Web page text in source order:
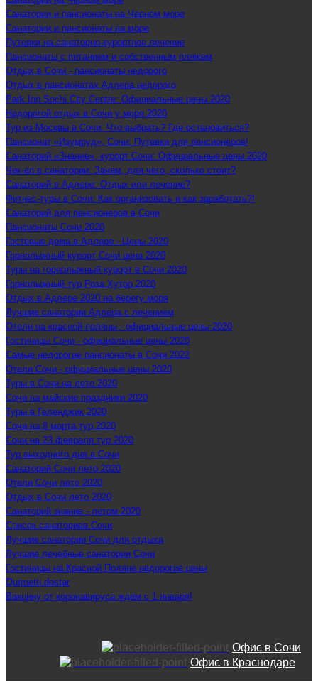
Санатории и пансионаты на Черном море
Санатории и пансионаты на море
Путевки на санаторно-курортное лечение
Пансионаты с питанием и собственным пляжем
Отдых в Сочи - пансионаты недорого
Отдых в пансионатах Адлера недорого
Park Inn Sochi City Centre: Официальные цены 2020
Недорогой отдых в Сочи у моря 2020
Тур из Москвы в Сочи: Что выбрать? Где остановиться?
Пансионат «Изумруд», Сочи: Путевки для пенсионеров!
Санаторий «Знание», курорт Сочи: Официальные цены 2020
Чек-ап в санатории: Зачем, для чего, сколько стоит?
Санаторий в Адлере: Отдых или лечение?
Фитнес-туры в Сочи: Как организовать и как заработать?!
Санаторий для пенсионеров в Сочи
Пансионаты Сочи 2020
Гостевые дома в Адлере - Цены 2020
Горнолыжный курорт Сочи цена 2020
Туры на горнолыжный курорт в Сочи 2020
Горнолыжный тур Роза Хутор 2020
Отдых в Адлере 2020 на берегу моря
Лучшие санатории Адлера с лечением
Отели на красной поляны - официальные цены 2020
Гостиницы Сочи - официальные цены 2020
Самые недорогие пансионаты в Сочи 2022
Отели Сочи - официальные цены 2020
Туры в Сочи на лето 2020
Сочи на майские праздники 2020
Туры в Геленджик 2020
Сочи на 8 марта тур 2020
Сочи на 23 февраля тур 2020
Тур выходного дня в Сочи
Санаторий Сочи лето 2020
Отели Сочи лето 2020
Отдых в Сочи лето 2020
Санаторий знание - летом 2020
Список санаториев Сочи
Лучшие санатории Сочи для отдыха
Лучшие лечебные санатории Сочи
Гостиницы на Красной Поляне недорогие цены
Qurmetti dostar
Вакцину от коронавируса ждем с 1 января!
Офис в Сочи
Офис в Краснодаре